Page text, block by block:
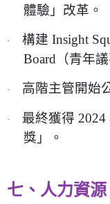
體驗」改革。
· 構建 Insight
Board （青年
· 高階主管開始
· 最終獲得 2024
獎」。
七、人力資源